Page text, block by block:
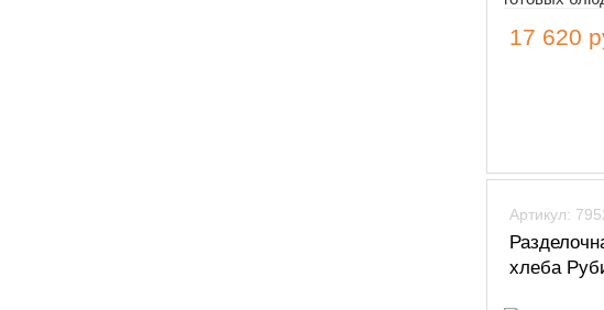
17 620
Артикул:
хлеба